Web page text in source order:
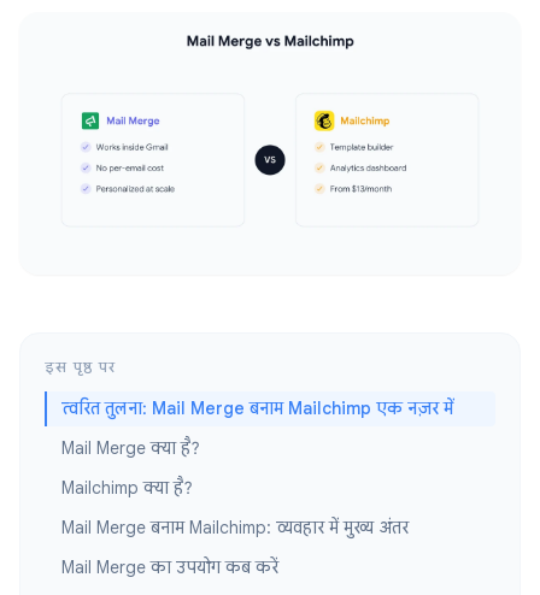
इस पृष्ठ पर
त्वरित तुलना: Mail Merge बनाम Mailchimp एक नज़र में
Mail Merge क्या है?
Mailchimp क्या है?
Mail Merge बनाम Mailchimp: व्यवहार में मुख्य अंतर
Mail Merge का उपयोग कब करें